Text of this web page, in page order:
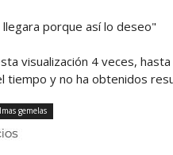
porque así lo deseo"
visualización 4 veces,
tiempo y no ha obtenidos
gemelas